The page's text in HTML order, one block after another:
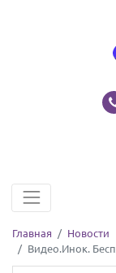
Главная
Новости
Видео.Инок.